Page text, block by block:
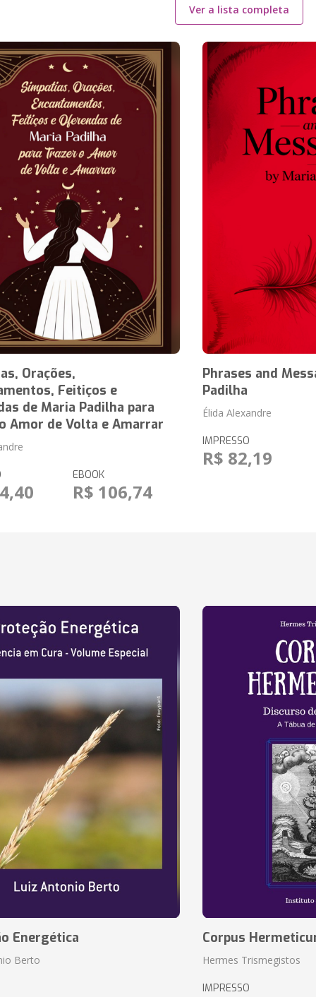
Ver a lista completa
Orações,
Feitiços e
de Maria Padilha para
Amor de Volta e Amarrar
EBOOK
R$ 106,74
Phrases and
Padilha
Élida Alexandre
IMPRESSO
R$ 82,19
Energética
Berto
Corpus
Hermes Trismegistos
IMPRESSO